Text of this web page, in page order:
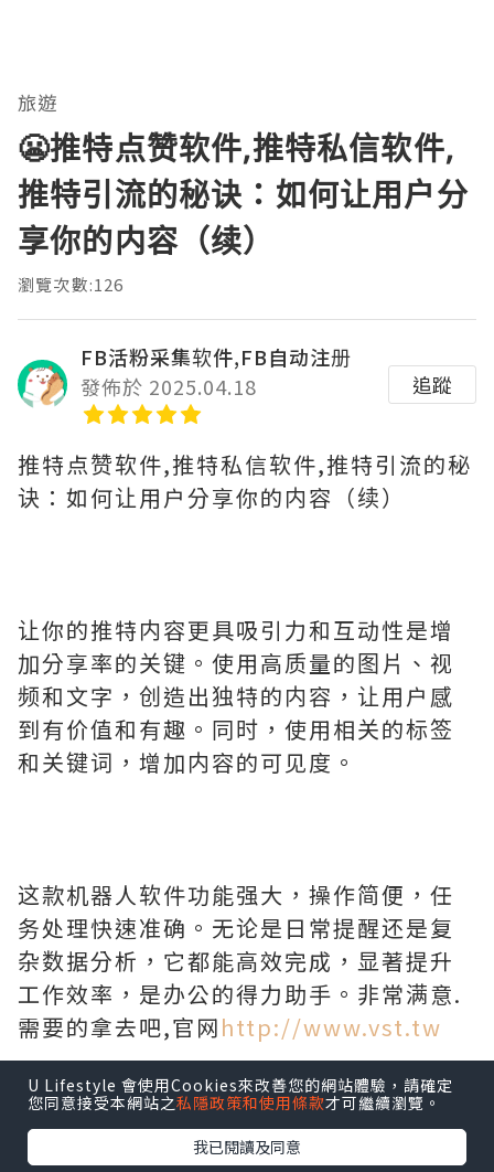
旅遊
😬推特点赞软件,推特私信软件,
推特引流的秘诀：如何让用户分
享你的内容（续）
瀏覽次數:126
FB活粉采集软件,FB自动注册
發佈於 2025.04.18
追蹤
推特点赞软件,推特私信软件,推特引流的秘
诀：如何让用户分享你的内容（续）
让你的推特内容更具吸引力和互动性是增
加分享率的关键。使用高质量的图片、视
频和文字，创造出独特的内容，让用户感
到有价值和有趣。同时，使用相关的标签
和关键词，增加内容的可见度。
这款机器人软件功能强大，操作简便，任
务处理快速准确。无论是日常提醒还是复
杂数据分析，它都能高效完成，显著提升
工作效率，是办公的得力助手。非常满意.
需要的拿去吧,官网http://www.vst.tw
U Lifestyle 會使用Cookies來改善您的網站體驗，請確定
您同意接受本網站之私隱政策和使用條款才可繼續瀏覽。
我已閱讀及同意